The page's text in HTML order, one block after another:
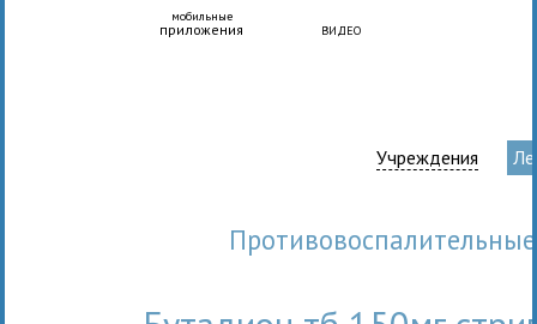
мобильные
приложения ВИДЕО
Учреждения